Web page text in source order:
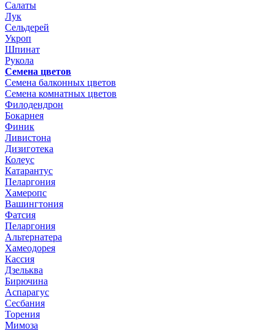
Салаты
Лук
Сельдерей
Укроп
Шпинат
Рукола
Семена цветов
Семена балконных цветов
Семена комнатных цветов
Филодендрон
Бокарнея
Финик
Ливистона
Дизиготека
Колеус
Катарантус
Пеларгония
Хамеропс
Вашингтония
Фатсия
Пеларгония
Альтернатера
Хамеодорея
Кассия
Дзельква
Бирючина
Аспарагус
Сесбания
Торения
Мимоза